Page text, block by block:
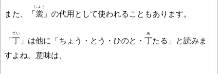
また、「裳
しょう
」の代用として使われることもあります。
「丁
てい
」は他に「ちょう・とう・ひのと・ 丁
あ
たる」と読みま
すよね。意味は、